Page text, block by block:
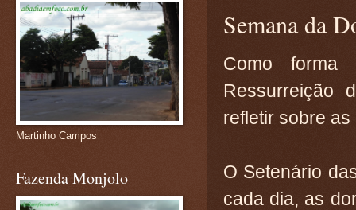
Semana da
Como
Ressurreição
refletir sobre
O Setenário
cada dia, as
Martinho Campos
Fazenda Monjolo